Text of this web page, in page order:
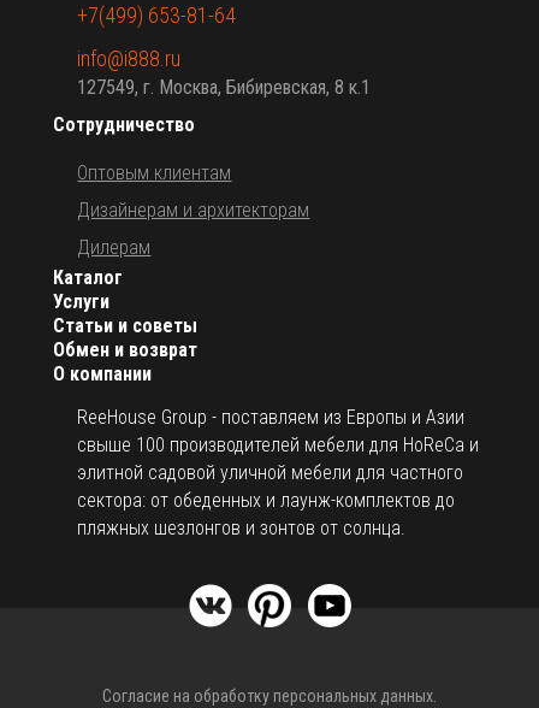
О компании
ReeHouse Group - поставляем из Европы и Азии
свыше 100 производителей мебели для HoReCa и
элитной садовой уличной мебели для частного
сектора: от обеденных и лаунж-комплектов до
пляжных шезлонгов и зонтов от солнца.
Каталог
Услуги
Статьи и советы
Обмен и возврат
Сотрудничество
Оптовым клиентам
Дизайнерам и архитекторам
Дилерам
+7(499) 653-81-64
info@i888.ru
127549, г. Москва, Бибиревская, 8 к.1
Согласие на обработку персональных данных.